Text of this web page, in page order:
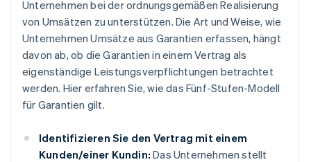
Unternehmen bei der ordnungsgemäßen Realisierung
von Umsätzen zu unterstützen. Die Art und Weise, wie
Unternehmen Umsätze aus Garantien erfassen, hängt
davon ab, ob die Garantien in einem Vertrag als
eigenständige Leistungsverpflichtungen betrachtet
werden. Hier erfahren Sie, wie das Fünf-Stufen-Modell
für Garantien gilt.
Identifizieren Sie den Vertrag mit einem
Kunden/einer Kundin: Das Unternehmen stellt